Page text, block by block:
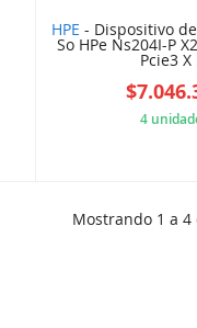
HPE - Dispositivo
So HPe Ns204I-P
Pcie3 X
4
Mostrando 1 a4